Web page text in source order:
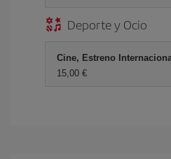
Deporte y Ocio
Cine, Estreno
15,00 €